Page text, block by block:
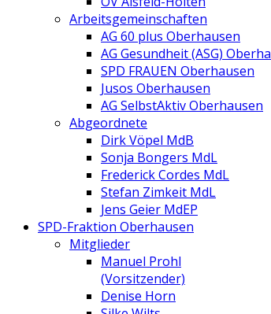
Arbeitsgemeinschaften
AG 60 plus Oberhausen
AG Gesundheit (ASG)
SPD FRAUEN Oberhausen
Jusos Oberhausen
AG SelbstAktiv Oberhausen
Abgeordnete
Dirk Vöpel MdB
Sonja Bongers MdL
Frederick Cordes MdL
Stefan Zimkeit MdL
Jens Geier MdEP
SPD-Fraktion Oberhausen
Mitglieder
Manuel Prohl
(Vorsitzender)
Denise Horn